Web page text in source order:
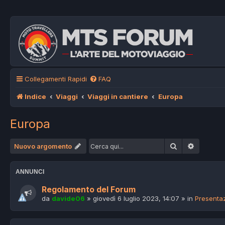
Collegamenti Rapidi FAQ
Indice Viaggi Viaggi in cantiere Europa
Europa
Nuovo argomento Cerca
ANNUNCI
Regolamento del Forum
da davide06 » giovedì 6 luglio 2023, 14:07 » in